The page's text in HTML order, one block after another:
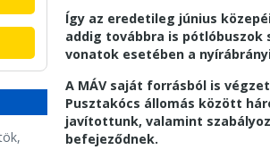
Így az eredetileg június
addig továbbra is pótlóbuszok
vonatok esetében a
A MÁV saját forrásból is
Pusztakócs állomás között
javítottunk, valamint
befejeződnek.